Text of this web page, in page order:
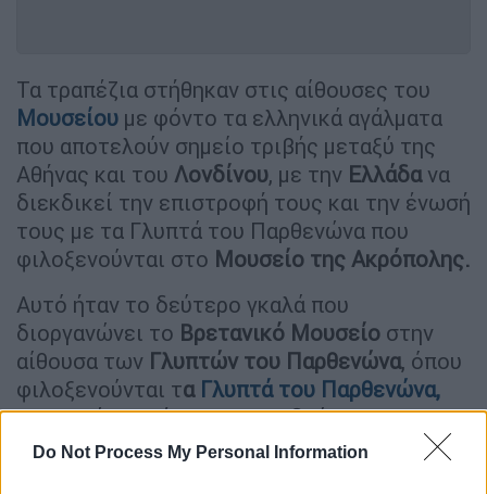
Do Not Process My Personal Information
Τα τραπέζια στήθηκαν στις αίθουσες του
Μουσείου με φόντο τα ελληνικά αγάλματα
που αποτελούν σημείο τριβής μεταξύ της
Αθήνας και του Λονδίνου, με την Ελλάδανα
διεκδικεί την επιστροφή τους και την ένωσή
τους με τα Γλυπτά του Παρθενώνα που
φιλοξενούνται στο Μουσείο της Ακρόπολης.
Αυτό ήταν το δεύτερο γκαλά που
διοργανώνει το Βρετανικό Μουσείο στην
αίθουσα των Γλυπτών του Παρθενώνα, όπου
φιλοξενούνται ταΓλυπτά του Παρθενώνα,
προκαλώντας έντονες αντιδράσεις με την
ελληνική πλευρά.